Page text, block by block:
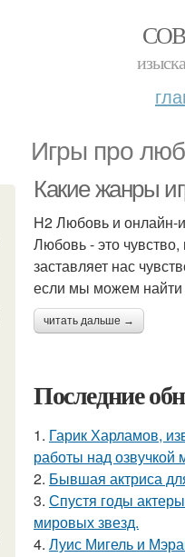
Игры про
Какие жанры
H2 Любовь и онлайн-
Любовь - это чувство,
заставляет нас
если мы можем найти
читать дальше →
Последние
1. Гарик Харламов,
работы над озвучкой
2. Бывшая актриса
3. Спустя годы
мировых звезд.
4. Луис Мигель и